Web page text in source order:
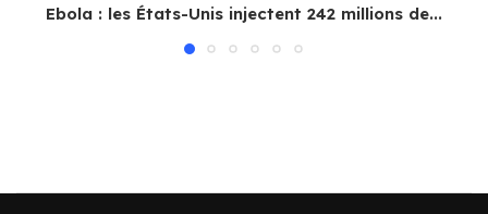
Ebola : les États-Unis injectent 242 millions de...